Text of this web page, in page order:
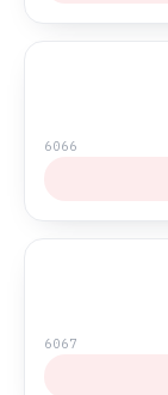
6066
6067